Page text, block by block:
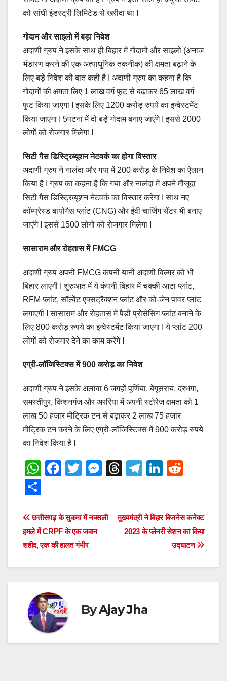
को सांघी इंडस्‍ट्री लिमिटेड से खरीदा था I
गोदाम और साइलो में बड़ा निवेश
अदाणी ग्रुप ने इसके साथ ही बिहार में गोदामों और साइलो (अनाज
भंडारण करने की एक अत्याधुनिक तकनीक) की क्षमता बढ़ाने के
लिए बड़े निवेश की बात कही है I अदाणी ग्रुप का कहना है कि
गोदामों की क्षमता लिए 1 लाख वर्ग फुट से बढ़ाकर 65 लाख वर्ग
फुट किया जाएगा I इसके लिए 1200 करोड़ रुपये का इन्वेस्टमेंट
किया जाएगा I 5पटना में दो बड़े गोदाम बनाए जाएंगे I इससे 2000
लोगों को रोजगार मिलेगा I
सिटी गैस डिस्ट्रिब्यूशन नेटवर्क का होगा विस्तार
अदाणी ग्रुप ने नालंदा और गया में 200 करोड़ के निवेश का ऐलान
किया है I ग्रुप का कहना है कि गया और नालंदा में अपने मौजूदा
सिटी गैस डिस्ट्रिब्यूशन नेटवर्क का विस्तार करेगा I साथ नए
कॉम्प्रेस्ड बायोगैस प्लांट (CNG) और ईवी चार्जिंग सेंटर भी बनाए
जाएंगे I इससे 1500 लोगों को रोजगार मिलेगा I
सासाराम और रोहतास में FMCG
अदाणी ग्रुप अपनी FMCG कंपनी यानी अदाणी विल्मर को भी
बिहार लाएगी I शुरुआत में ये कंपनी बिहार में चक्की आटा प्लांट,
RFM प्लांट, सॉल्वेंट एक्सट्रैक्शन प्लांट और को-जेन पावर प्लांट
लगाएगी I सासाराम और रोहतास में पैडी प्रोसेसिंग प्लांट बनाने के
लिए 800 करोड़ रुपये का इन्वेस्टमेंट किया जाएगा I ये प्लांट 200
लोगों को रोजगार देने का काम करेंगे I
एग्री-लॉजिस्टिक्स में 900 करोड़ का निवेश
अदाणी ग्रुप ने इसके अलावा 6 जगहों पूर्णिया, बेगूसराय, दरभंगा,
समस्तीपुर, किशनगंज और अररिया में अपनी स्टोरेज क्षमता को 1
लाख 50 हजार मीट्रिक टन से बढ़ाकर 2 लाख 75 हजार
मीट्रिक टन करने के लिए एग्री-लॉजिस्टिक्स में 900 करोड़ रुपये
का निवेश किया है I
W
s
A
p
p
F
e
b
o
o
T
er
M
e
er
T
a
d
T
gr
a
Li
e
dI
n
di
t
ar
e
Post
navigation
मुख्यमंत्री ने बिहार बिजनेस कनेक्ट
2023 के प्लेनरी सेशन का किया
उद्घाटन
छत्तीसगढ़ के सुकमा में नक्सली
हमले में CRPF के एक जवान
शहीद, एक की हालत गंभीर
ByAjay Jha